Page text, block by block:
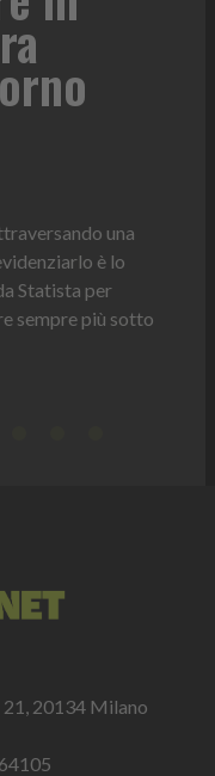
una
è lo
Statista per
sempre più sotto
20134 Milano